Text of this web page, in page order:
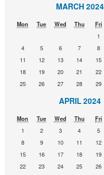
MARCH 2024
Mon Tue Wed Thu Fri
1
4
5 6 7 8
11
12 13 14 15
18
19 20 21 22
25
26 27 28 29
APRIL 2024
Mon Tue Wed Thu Fri
1
2 3 4 5
8
9 10 11 12
15
16 17 18 19
22
23 24 25 26